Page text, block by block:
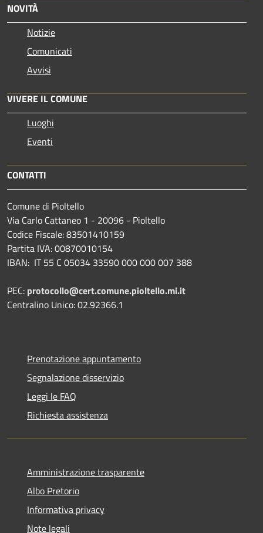
NOVITÀ
Notizie
Comunicati
Avvisi
VIVERE IL COMUNE
Luoghi
Eventi
CONTATTI
Comune di Pioltello
Via Carlo Cattaneo 1 - 20096 - Pioltello
Codice Fiscale: 83501410159
Partita IVA: 00870010154
IBAN: IT 55 C 05034 33590 000 000 007 388
PEC: protocollo@cert.comune.pioltello.mi.it
Centralino Unico: 02.92366.1
Prenotazione appuntamento
Segnalazione disservizio
Leggi le FAQ
Richiesta assistenza
Amministrazione trasparente
Albo Pretorio
Informativa privacy
Note legali